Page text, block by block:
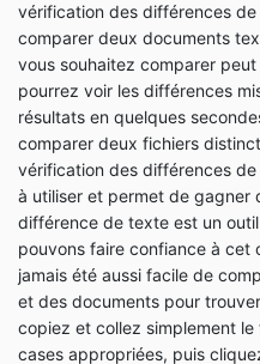
vérification des différences
comparer deux documents
vous souhaitez comparer
pourrez voir les différences
résultats en quelques
comparer deux fichiers
vérification des différences
à utiliser et permet de gagner
différence de texte est un
pouvons faire confiance à cet
jamais été aussi facile de
et des documents pour
copiez et collez simplement
cases appropriées, puis